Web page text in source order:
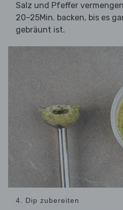
Salz und Pfeffer
20–25Min. backen, bis es
gebräunt ist.
4. Dip zubereiten